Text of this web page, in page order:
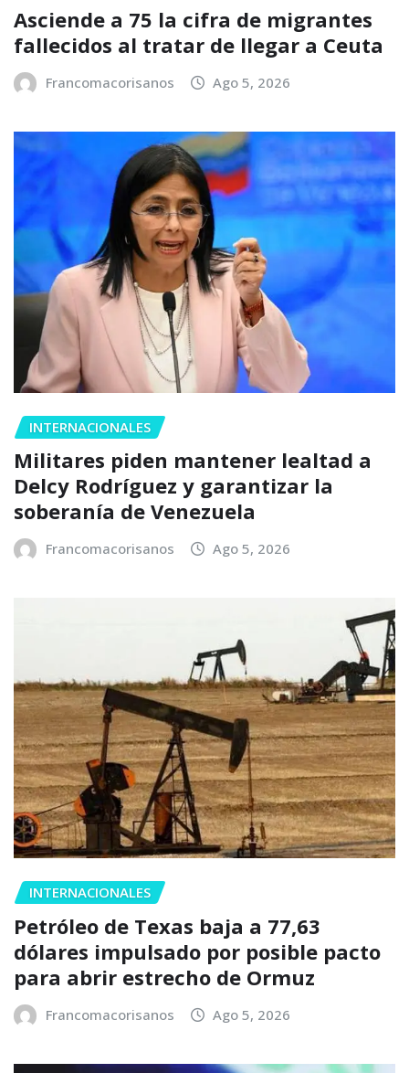
Asciende a 75 la cifra de migrantes
fallecidos al tratar de llegar a Ceuta
Francomacorisanos Ago 5, 2026
INTERNACIONALES
Militares piden mantener lealtad a
Delcy Rodríguez y garantizar la
soberanía de Venezuela
Francomacorisanos Ago 5, 2026
INTERNACIONALES
Petróleo de Texas baja a 77,63
dólares impulsado por posible pacto
para abrir estrecho de Ormuz
Francomacorisanos Ago 5, 2026